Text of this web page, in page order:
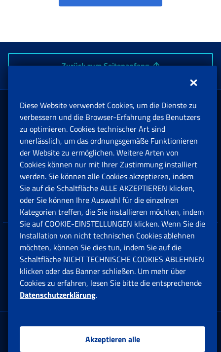
Zurück zum Seitenanfang
Rente und Sozialversicherung
Arbeit
Beihilfen, Subventionen und Entschädigungen
Unternehmen und Freiberufler
Datenschutz
Cookie einstellungen
Multikanal-Contact Center
Firmensitz:
Via Ciro il Grande, 21
Diese Website verwendet Cookies, um die Dienste zu
verbessern und die Browser-Erfahrung des Benutzers
zu optimieren. Cookies technischer Art sind
unerlässlich, um das ordnungsgemäße Funktionieren
der Website zu ermöglichen. Weitere Arten von
Cookies können nur mit Ihrer Zustimmung installiert
werden. Sie können alle Cookies akzeptieren, indem
Sie auf die Schaltfläche ALLE AKZEPTIEREN klicken,
oder Sie können Ihre Auswahl für die einzelnen
Kategorien treffen, die Sie installieren möchten, indem
Sie auf COOKIE-EINSTELLUNGEN klicken. Wenn Sie die
Installation von nicht technischen Cookies ablehnen
möchten, können Sie dies tun, indem Sie auf die
Schaltfläche NICHT TECHNISCHE COOKIES ABLEHNEN
klicken oder das Banner schließen. Um mehr über
Cookies zu erfahren, lesen Sie bitte die entsprechende
Datenschutzerklärung.
Akzeptieren alle